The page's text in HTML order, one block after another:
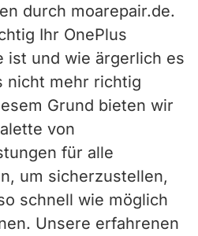
durch moarepair.de.
Ihr OnePlus
ist und wie ärgerlich es
nicht mehr richtig
Grund bieten wir
von
für alle
um sicherzustellen,
schnell wie möglich
Unsere erfahrenen